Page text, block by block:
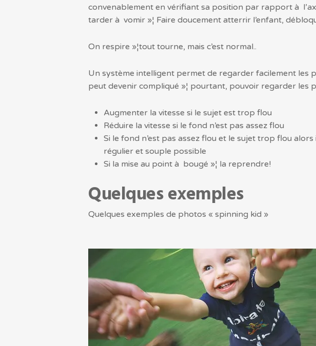
convenablement en vérifiant sa position par rapport à
tarder à vomir »¦ Faire doucement atterrir l’enfant,
On respire »¦tout tourne, mais c’est normal..
Un système intelligent permet de regarder facilement les
peut devenir compliqué »¦ pourtant, pouvoir regarder les
Augmenter la vitesse si le sujet est trop flou
Réduire la vitesse si le fond n’est pas assez flou
Si le fond n’est pas assez flou et le sujet trop flou
régulier et souple possible
Si la mise au point à bougé »¦ la reprendre!
Quelques exemples
Quelques exemples de photos « spinning kid »